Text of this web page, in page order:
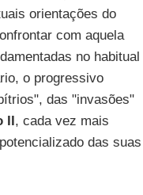
orientações do
com aquela
no habitual
o progressivo
das "invasões"
II, cada vez mais
das suas